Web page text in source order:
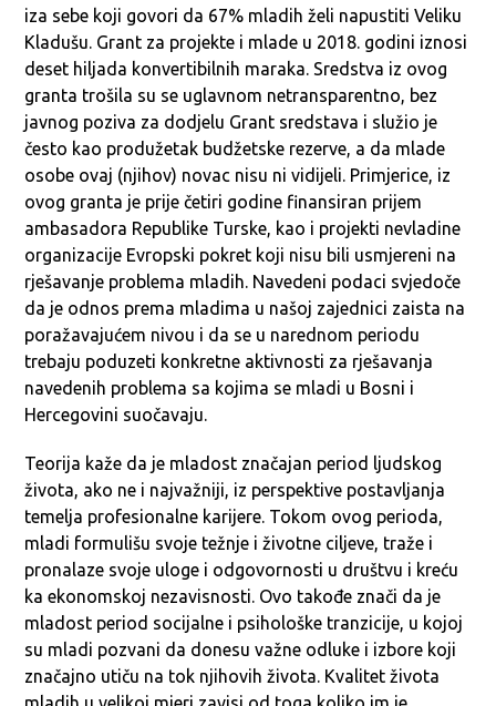
iza sebe koji govori da 67% mladih želi napustiti Veliku
Kladušu. Grant za projekte i mlade u 2018. godini iznosi
deset hiljada konvertibilnih maraka. Sredstva iz ovog
granta trošila su se uglavnom netransparentno, bez
javnog poziva za dodjelu Grant sredstava i služio je
često kao produžetak budžetske rezerve, a da mlade
osobe ovaj (njihov) novac nisu ni vidijeli. Primjerice, iz
ovog granta je prije četiri godine finansiran prijem
ambasadora Republike Turske, kao i projekti nevladine
organizacije Evropski pokret koji nisu bili usmjereni na
rješavanje problema mladih. Navedeni podaci svjedoče
da je odnos prema mladima u našoj zajednici zaista na
poražavajućem nivou i da se u narednom periodu
trebaju poduzeti konkretne aktivnosti za rješavanja
navedenih problema sa kojima se mladi u Bosni i
Hercegovini suočavaju.
Teorija kaže da je mladost značajan period ljudskog
života, ako ne i najvažniji, iz perspektive postavljanja
temelja profesionalne karijere. Tokom ovog perioda,
mladi formulišu svoje težnje i životne ciljeve, traže i
pronalaze svoje uloge i odgovornosti u društvu i kreću
ka ekonomskoj nezavisnosti. Ovo takođe znači da je
mladost period socijalne i psihološke tranzicije, u kojoj
su mladi pozvani da donesu važne odluke i izbore koji
značajno utiču na tok njihovih života. Kvalitet života